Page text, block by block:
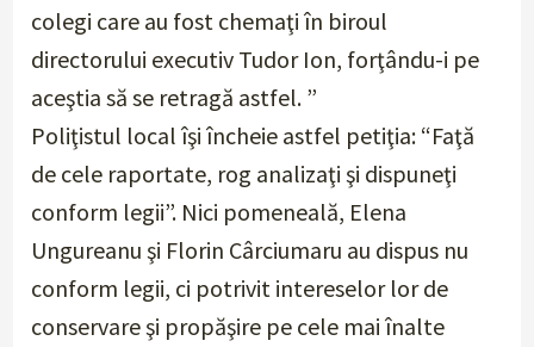
colegi care au fost chemaţi în biroul
directorului executiv Tudor Ion, forţându-i pe
aceştia să se retragă astfel. ”
Poliţistul local îşi încheie astfel petiţia: “Faţă
de cele raportate, rog analizaţi şi dispuneţi
conform legii”. Nici pomeneală, Elena
Ungureanu şi Florin Cârciumaru au dispus nu
conform legii, ci potrivit intereselor lor de
conservare şi propăşire pe cele mai înalte